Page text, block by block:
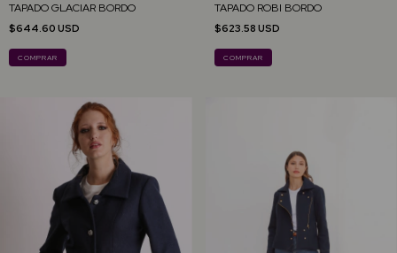
TAPADO GLACIAR BORDO
$644.60 USD
COMPRAR
TAPADO ROBI BORDO
$623.58 USD
COMPRAR